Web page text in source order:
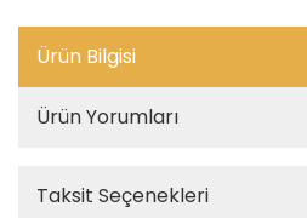
Ürün Bilgisi
Ürün Yorumları
Taksit Seçenekleri